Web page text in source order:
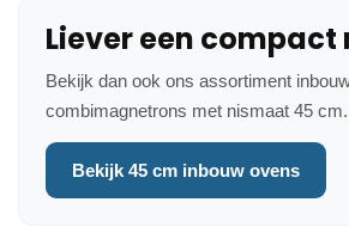
Liever een compact
Bekijk dan ook ons assortiment
combimagnetrons met nismaat 45 cm.
Bekijk 45 cm inbouw ovens